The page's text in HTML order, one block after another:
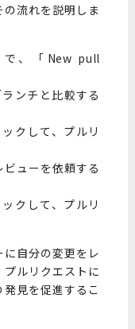
流れを説明しま
、「New pull
ンチと比較する
クして、プルリ
ューを依頼する
クして、プルリ
自分の変更をレ
ルリクエストに
見を促進するこ